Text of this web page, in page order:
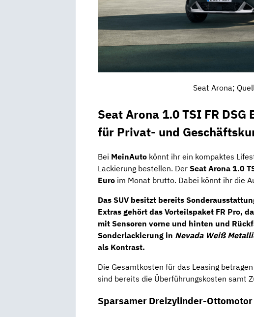
Seat Arona;
Seat Arona 1.0 TSI FR
für Privat- und
Bei MeinAuto könnt ihr ein kompaktes
Lackierung bestellen. Der Seat Arona 1.0
Euro im Monat brutto. Dabei könnt ihr die
Das SUV besitzt bereits
Extras gehört das Vorteilspaket FR Pro,
mit Sensoren vorne und hinten und
Sonderlackierung in Nevada Weiß
als Kontrast.
Die Gesamtkosten für das Leasing betragen
sind bereits die Überführungskosten samt
Sparsamer Dreizylinder-Ottomotor